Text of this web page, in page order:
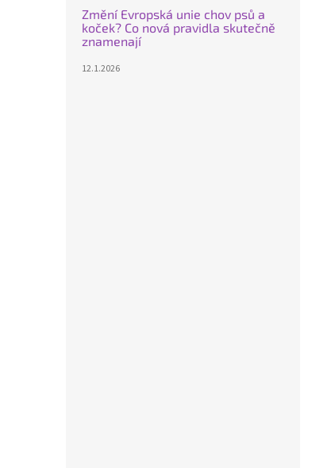
Změní Evropská unie chov psů a
koček? Co nová pravidla skutečně
znamenají
12.1.2026